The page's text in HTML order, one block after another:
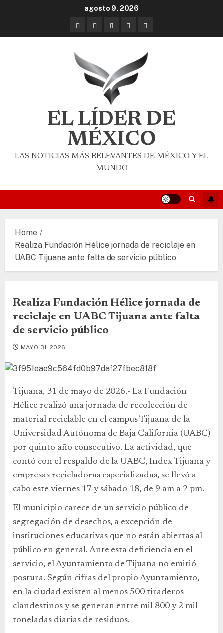
agosto 9, 2026
EL LÍDER DE
MÉXICO
LAS NOTICIAS MÁS RELEVANTES DE MÉXICO Y EL
MUNDO
Home
Realiza Fundación Hélice jornada de reciclaje en
UABC Tijuana ante falta de servicio público
Realiza Fundación Hélice jornada de
reciclaje en UABC Tijuana ante falta
de servicio público
MAYO 31, 2026
Tijuana, 31 de mayo de 2026.- La Fundación
Hélice realizó una jornada de recolección de
material reciclable en el campus Tijuana de la
Universidad Autónoma de Baja California (UABC)
por quinto año consecutivo. La actividad, que
contó con el respaldo de la UABC, Index Tijuana y
empresas recicladoras especializadas, se llevó a
cabo este viernes 17 y sábado 18, de 9 am a 2 pm.
El municipio carece de un servicio público de
segregación de desechos, a excepción de
instituciones educativas que no están abiertas al
público en general. Ante esta deficiencia en el
servicio, el Ayuntamiento de Tijuana no emitió
postura. Según cifras del propio Ayuntamiento,
en la ciudad existen al menos 500 tiraderos
clandestinos y se generan entre mil 800 y 2 mil
toneladas diarias de residuos.